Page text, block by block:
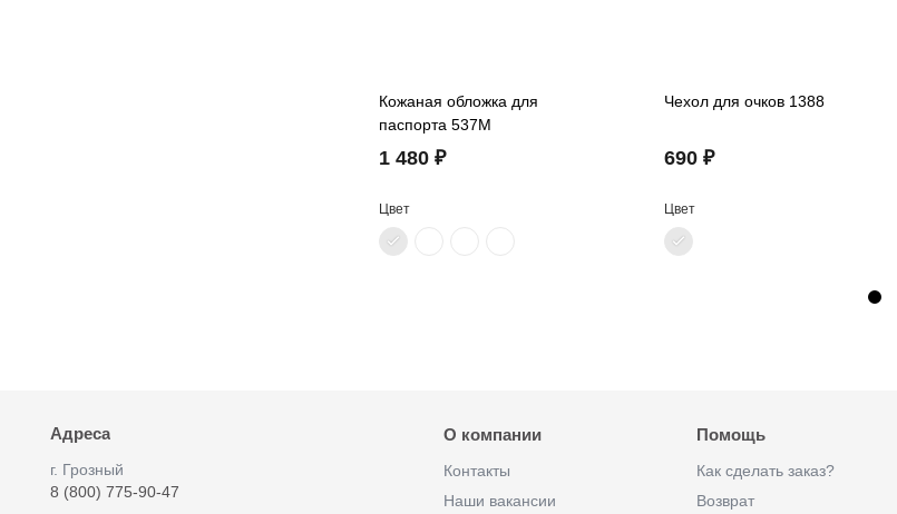
Кожаная обложка для
паспорта 537M
1 480 ₽
Цвет
Чехол для очков 1388
690 ₽
Цвет
Адреса
г. Грозный
8 (800) 775-90-47
О компании
Контакты
Наши вакансии
Помощь
Как сделать заказ?
Возврат